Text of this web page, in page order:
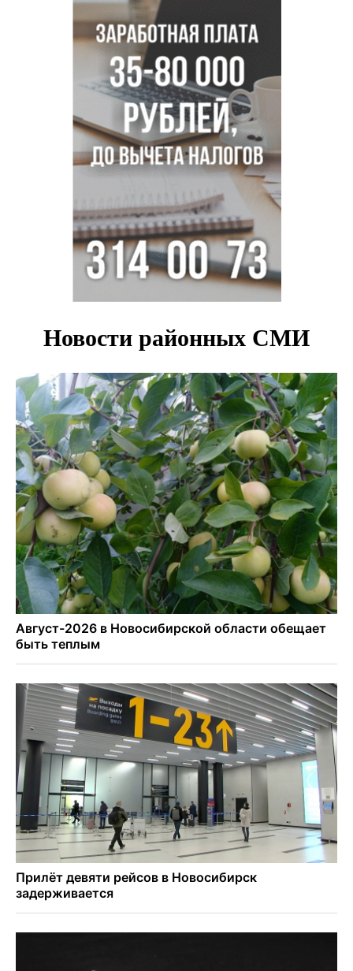
Актриса из Новосибирска Евгения Туркова сыграла мать
в сериале «Малой»
Трех туберкулезников под конвоем доставили в
больницу Новосибирской области